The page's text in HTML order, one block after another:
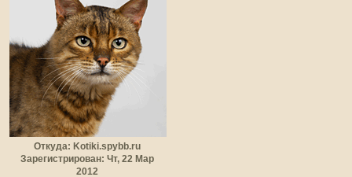
Откуда: Kotiki.spybb.ru
Зарегистрирован: Чт, 22 Мар
2012